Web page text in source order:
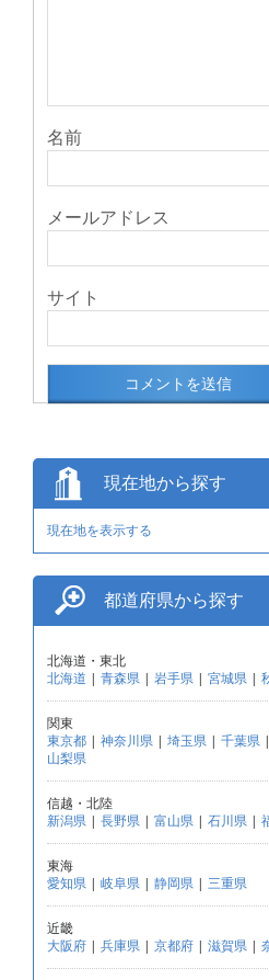
名前
メールアドレス
サイト
現在地から探す
現在地を表示する
都道府県から探す
北海道・東北
北海道 | 青森県 | 岩手県 | 宮城県 |
関東
東京都 | 神奈川県 | 埼玉県 | 千葉県 |
山梨県
信越・北陸
新潟県 | 長野県 | 富山県 | 石川県 |
東海
愛知県 | 岐阜県 | 静岡県 | 三重県
近畿
大阪府 | 兵庫県 | 京都府 | 滋賀県 |